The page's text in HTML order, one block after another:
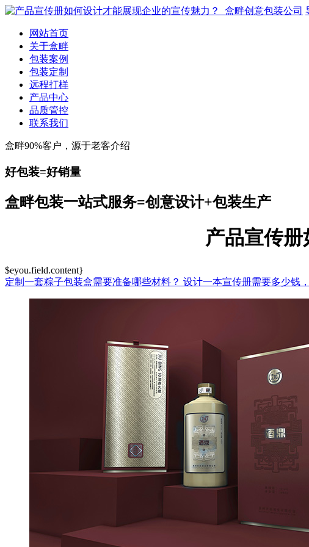
网站首页
关于盒畔
包装案例
包装定制
远程打样
产品中心
品质管控
联系我们
盒畔90%客户，源于老客介绍
好包装=好销量
盒畔包装一站式服务=创意设计+包装生产
产品宣传
$eyou.field.content}
定制一套粽子包装盒需要准备哪些材料？ 设计一本宣传册需要多少钱